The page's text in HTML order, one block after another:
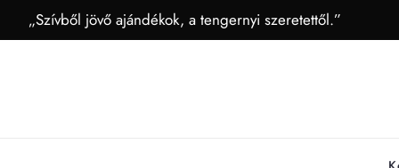
„Szívből jövő ajándékok, a tengernyi szeretettől.”